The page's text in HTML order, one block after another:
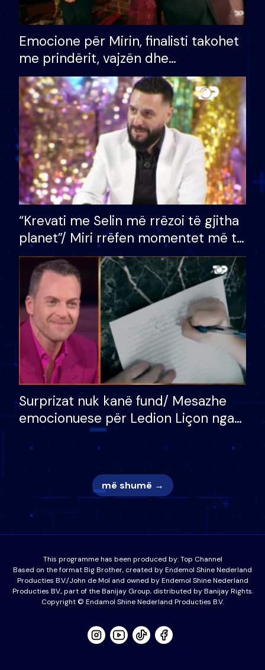
Emocione për Mirin, finalisti takohet
me prindërit, vajzën dhe
bashkëshorten: S’kemi ndonjë letër
divorci apo jo?
“Krevati me Selin më rrëzoi të gjitha
planet”/ Miri rrëfen momentet më të
bukura në shtëpinë e BB VIP: Do më
mungojë zilja e mëngjesit kur…
Surprizat nuk kanë fund/ Mesazhe
emocionuese për Ledion Liçon nga
nëna dhe fëmijët e tij, moderatori
nuk i mban dot lotët: Nuk meritoj…
më shumë →
This programme has been produced by:Top Channel
Based on the format Big Brother, created by Endemol Shine Nederland
Producties B.V./John de Mol and owned by Endemol Shine Nederland
Producties BV., part of the Banijay Group, distributed by Banijay Rights.
Copyright © Endamol Shine Nederland Producties B.V.